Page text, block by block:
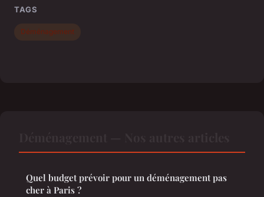
TAGS
Déménagement
Quel budget prévoir pour un déménagement pas
cher à Paris ?